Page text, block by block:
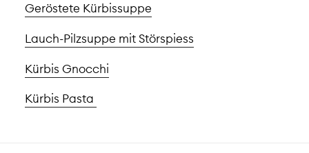
Geröstete Kürbissuppe
Lauch-Pilzsuppe mit Störspiess
Kürbis Gnocchi
Kürbis Pasta